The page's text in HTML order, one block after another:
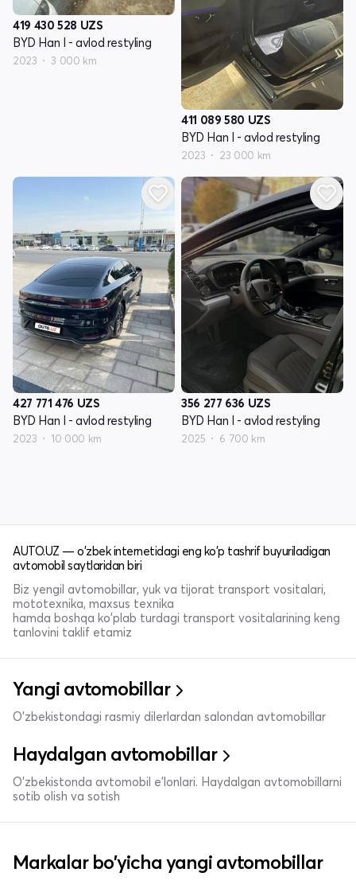
419 430 528 UZS
BYD Han I - avlod restyling
2023 3 000 km
411 089 580 UZS
BYD Han I - avlod restyling
2023 23 000 km
427 771 476 UZS
BYD Han I - avlod restyling
2023 10 000 km
356 277 636 UZS
BYD Han I - avlod restyling
2025 6 700 km
AUTO.UZ — o'zbek internetidagi eng ko'p tashrif buyuriladigan
avtomobil saytlaridan biri
Biz yengil avtomobillar, yuk va tijorat transport vositalari,
mototexnika, maxsus texnika
hamda boshqa ko'plab turdagi transport vositalarining keng
tanlovini taklif etamiz
Yangi avtomobillar
O'zbekistondagi rasmiy dilerlardan salondan avtomobillar
Haydalgan avtomobillar
O'zbekistonda avtomobil e’lonlari. Haydalgan avtomobillarni
sotib olish va sotish
Markalar bo'yicha yangi avtomobillar